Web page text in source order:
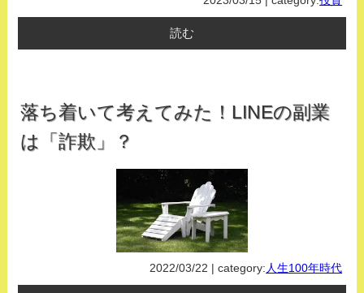
読む
落ち着いて考えてみた！LINEの副業
は「詐欺」？
2022/03/22 | category: 人生100年時代